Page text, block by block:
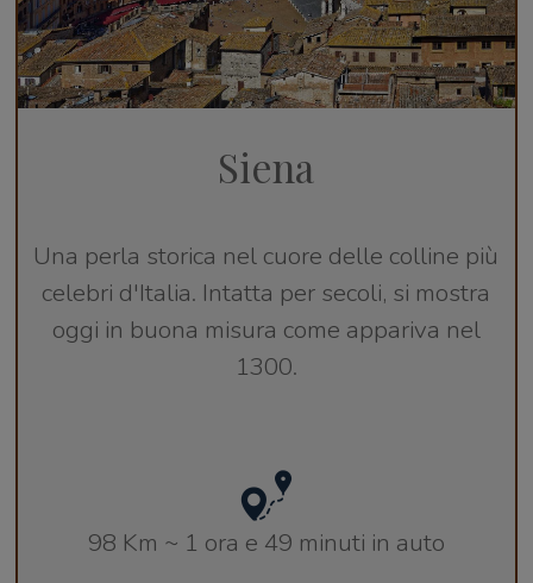
Siena
Una perla storica nel cuore delle colline più
celebri d'Italia. Intatta per secoli, si mostra
oggi in buona misura come appariva nel
1300.
98 Km ~ 1 ora e 49 minuti in auto